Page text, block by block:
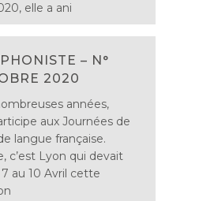
elle a ani
– N°
2020
années,
aux Journées de
langue française.
c’est Lyon qui devait
au 10 Avril cette